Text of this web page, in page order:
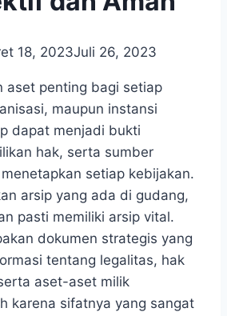
18, 2023Juli 26, 2023
aset penting bagi setiap
maupun instansi
dapat menjadi bukti
hak, serta sumber
setiap kebijakan.
arsip yang ada di gudang,
pasti memiliki arsip vital.
dokumen strategis yang
tentang legalitas, hak
aset-aset milik
karena sifatnya yang sangat